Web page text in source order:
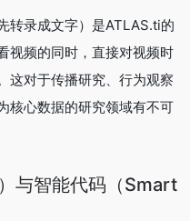
转录成文字）是ATLAS.ti的
频的同时，直接对视频时
这对于传播研究、行为观察
核心数据的研究领域有不可
与智能代码（Smart